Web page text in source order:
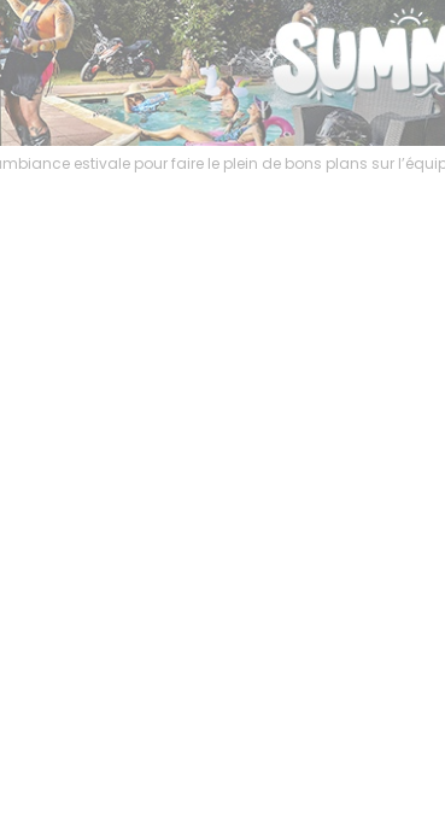
estivale pour faire le plein de bons plans sur